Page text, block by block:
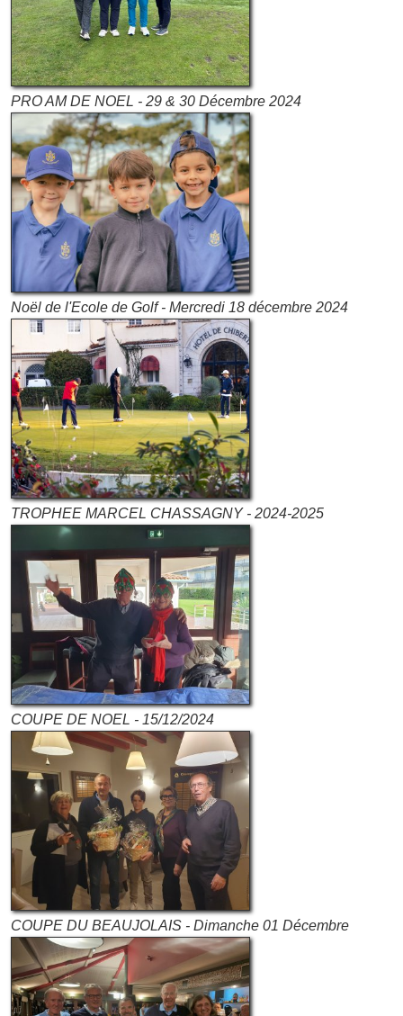
PRO AM DE NOEL - 29 & 30 Décembre 2024
Noël de l'Ecole de Golf - Mercredi 18 décembre 2024
TROPHEE MARCEL CHASSAGNY - 2024-2025
COUPE DE NOEL - 15/12/2024
COUPE DU BEAUJOLAIS - Dimanche 01 Décembre